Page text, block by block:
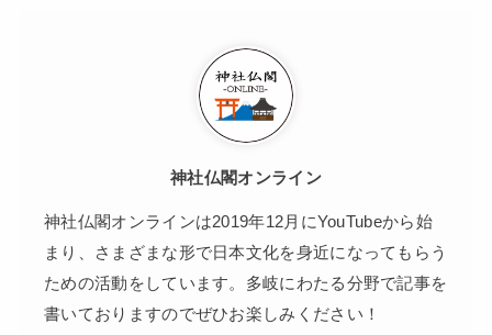
神社仏閣オンライン
神社仏閣オンラインは2019年12月にYouTubeから始
まり、さまざまな形で日本文化を身近になってもらう
ための活動をしています。多岐にわたる分野で記事を
書いておりますのでぜひお楽しみください！